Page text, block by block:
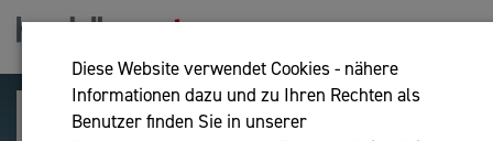
Diese Website verwendet Cookies - nähere
Informationen dazu und zu Ihren Rechten als
Benutzer finden Sie in unserer